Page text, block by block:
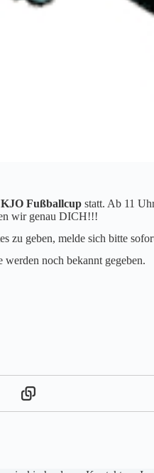
KJO Fußballcup statt. Ab 11
wir genau DICH!!!
zu geben, melde sich bitte
noch bekannt gegeben.